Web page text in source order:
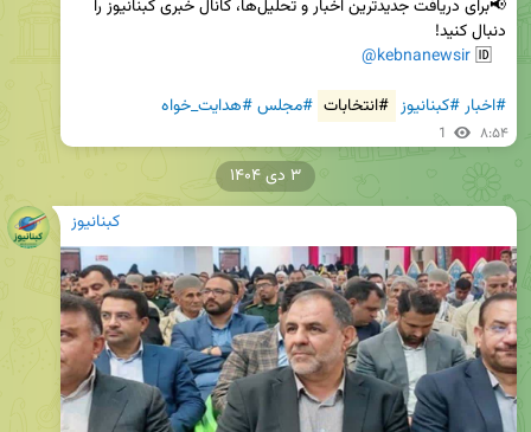
@kebnanewsir
#اخبار#کبنانیوز #انتخابات #مجلس#هدایت_خواه
1 ۸:۵۴
کبنانیوز
۳ دی ۱۴۰۴